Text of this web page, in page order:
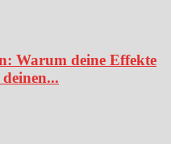
Warum deine Effekte